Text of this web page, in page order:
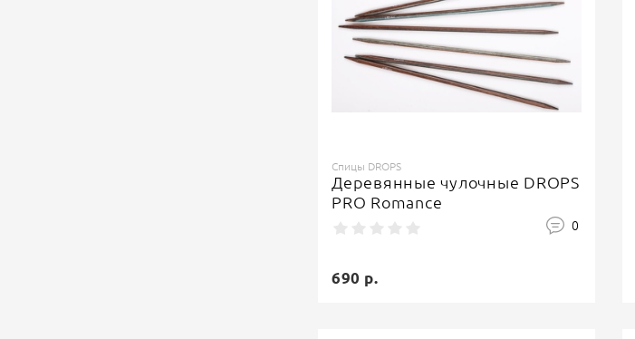
Спицы DROPS
Деревянные чулочные DROPS
PRO Romance
0
690 р.